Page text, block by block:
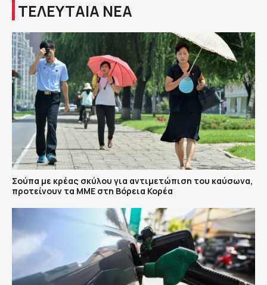
ΤΕΛΕΥΤΑΙΑ ΝΕΑ
Σούπα με κρέας σκύλου για αντιμετώπιση του καύσωνα,
προτείνουν τα ΜΜΕ στη Βόρεια Κορέα